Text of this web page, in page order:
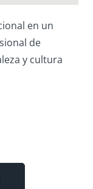
en un
de
y cultura